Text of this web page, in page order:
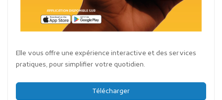
Elle vous offre une expérience interactive et des services
pratiques, pour simplifier votre quotidien.
Télécharger